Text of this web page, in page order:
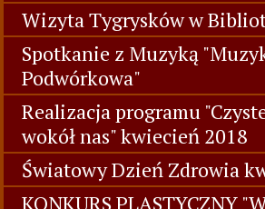
Wizyta Tygrysków w
Spotkanie z Muzyką
Podwórkowa"
Realizacja programu
wokół nas" kwiecień 2018
Światowy Dzień Zdrowia
KONKURS PLASTYCZNY